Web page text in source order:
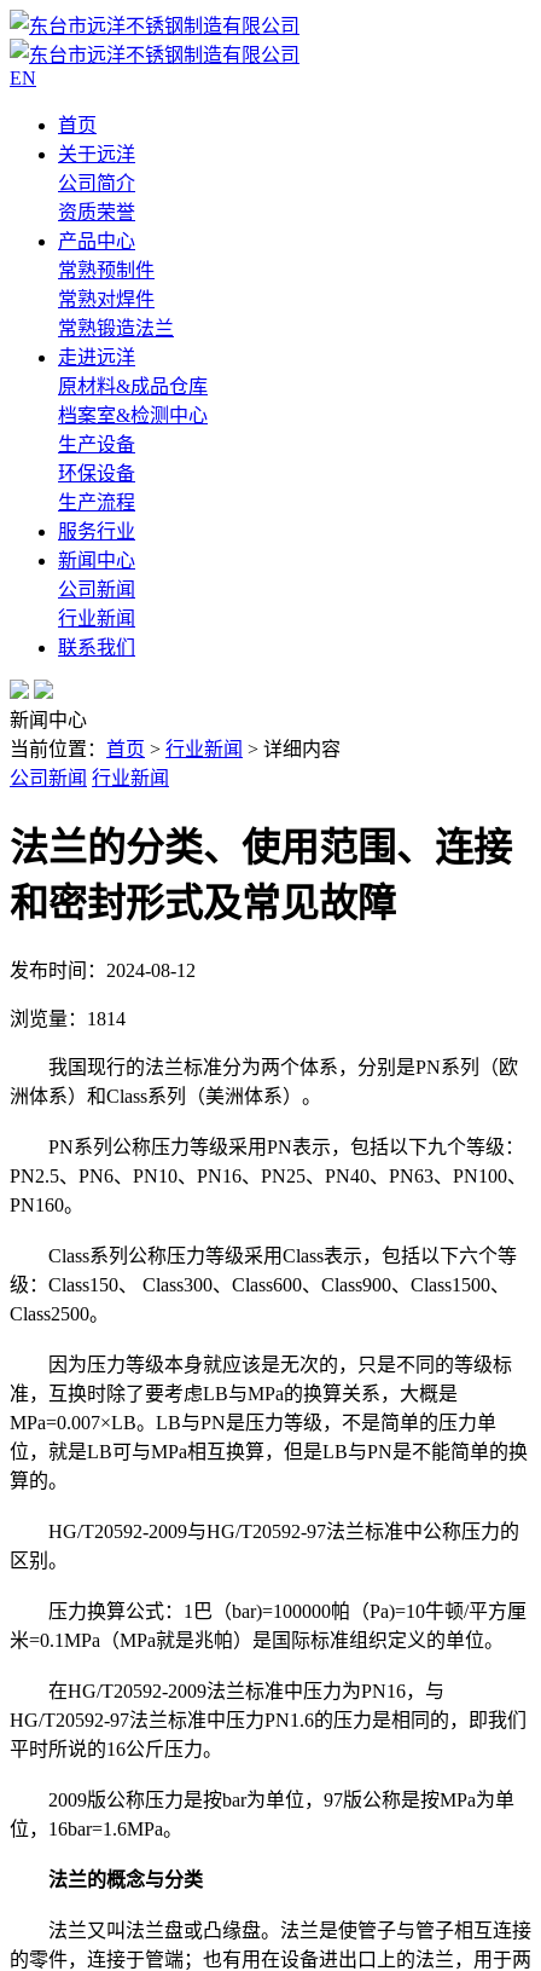
EN
首页
关于远洋
公司简介
资质荣誉
产品中心
常熟预制件
常熟对焊件
常熟锻造法兰
走进远洋
原材料&成品仓库
档案室&检测中心
生产设备
环保设备
生产流程
服务行业
新闻中心
公司新闻
行业新闻
联系我们
新闻中心
当前位置： 首页 > 行业新闻 > 详细内容
公司新闻 行业新闻
法兰的分类、使用范围、连接
和密封形式及常见故障
发布时间：2024-08-12
浏览量： 1814
我国现行的法兰标准分为两个体系，分别是PN系列（欧
洲体系）和Class系列（美洲体系）。
PN系列公称压力等级采用PN表示，包括以下九个等级：
PN2.5、PN6、PN10、PN16、PN25、PN40、PN63、PN100、
PN160。
Class系列公称压力等级采用Class表示，包括以下六个等
级：Class150、 Class300、Class600、Class900、Class1500、
Class2500。
因为压力等级本身就应该是无次的，只是不同的等级标
准，互换时除了要考虑LB与MPa的换算关系，大概是
MPa=0.007×LB。LB与PN是压力等级，不是简单的压力单
位，就是LB可与MPa相互换算，但是LB与PN是不能简单的换
算的。
HG/T20592-2009与HG/T20592-97法兰标准中公称压力的
区别。
压力换算公式：1巴（bar)=100000帕（Pa)=10牛顿/平方厘
米=0.1MPa（MPa就是兆帕）是国际标准组织定义的单位。
在HG/T20592-2009法兰标准中压力为PN16，与
HG/T20592-97法兰标准中压力PN1.6的压力是相同的，即我们
平时所说的16公斤压力。
2009版公称压力是按bar为单位，97版公称是按MPa为单
位，16bar=1.6MPa。
法兰的概念与分类
法兰又叫法兰盘或凸缘盘。法兰是使管子与管子相互连接
的零件，连接于管端；也有用在设备进出口上的法兰，用于两